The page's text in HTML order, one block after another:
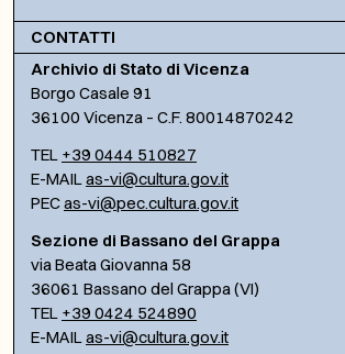
CONTATTI
Archivio di Stato di Vicenza
Borgo Casale 91
36100 Vicenza – C.F. 80014870242
TEL +39 0444 510827
E-MAILas-vi@cultura.gov.it
PECas-vi@pec.cultura.gov.it
Sezione di Bassano del Grappa
via Beata Giovanna 58
36061 Bassano del Grappa (VI)
TEL +39 0424 524890
E-MAILas-vi@cultura.gov.it